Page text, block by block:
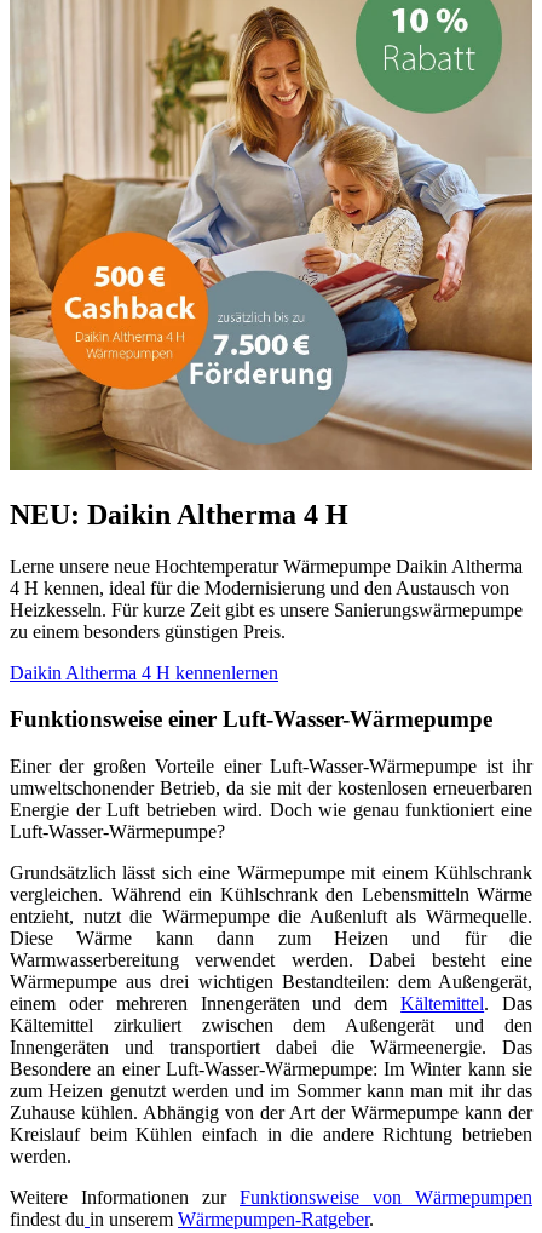
NEU: Daikin Altherma 4 H
Lerne unsere neue Hochtemperatur Wärmepumpe Daikin Altherma
4 H kennen, ideal für die Modernisierung und den Austausch von
Heizkesseln. Für kurze Zeit gibt es unsere Sanierungswärmepumpe
zu einem besonders günstigen Preis.
Daikin Altherma 4 H kennenlernen
Funktionsweise einer Luft-Wasser-Wärmepumpe
Einer der großen Vorteile einer Luft-Wasser-Wärmepumpe ist ihr
umweltschonender Betrieb, da sie mit der kostenlosen erneuerbaren
Energie der Luft betrieben wird. Doch wie genau funktioniert eine
Luft-Wasser-Wärmepumpe?
Grundsätzlich lässt sich eine Wärmepumpe mit einem Kühlschrank
vergleichen. Während ein Kühlschrank den Lebensmitteln Wärme
entzieht, nutzt die Wärmepumpe die Außenluft als Wärmequelle.
Diese Wärme kann dann zum Heizen und für die
Warmwasserbereitung verwendet werden. Dabei besteht eine
Wärmepumpe aus drei wichtigen Bestandteilen: dem Außengerät,
einem oder mehreren Innengeräten und demKältemittel. Das
Kältemittel zirkuliert zwischen dem Außengerät und den
Innengeräten und transportiert dabei die Wärmeenergie. Das
Besondere an einer Luft-Wasser-Wärmepumpe: Im Winter kann sie
zum Heizen genutzt werden und im Sommer kann man mit ihr das
Zuhause kühlen. Abhängig von der Art der Wärmepumpe kann der
Kreislauf beim Kühlen einfach in die andere Richtung betrieben
werden.
Weitere Informationen zur Funktionsweise von Wärmepumpen
findest du in unserem Wärmepumpen-Ratgeber.